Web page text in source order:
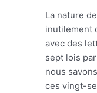
La nature
inutilement
avec des
sept lois
nous
ces vingt-